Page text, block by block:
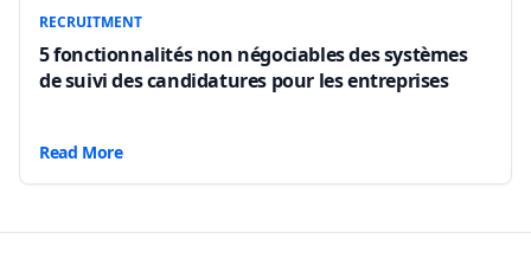
RECRUITMENT
5 fonctionnalités non négociables des systèmes
de suivi des candidatures pour les entreprises
Read More